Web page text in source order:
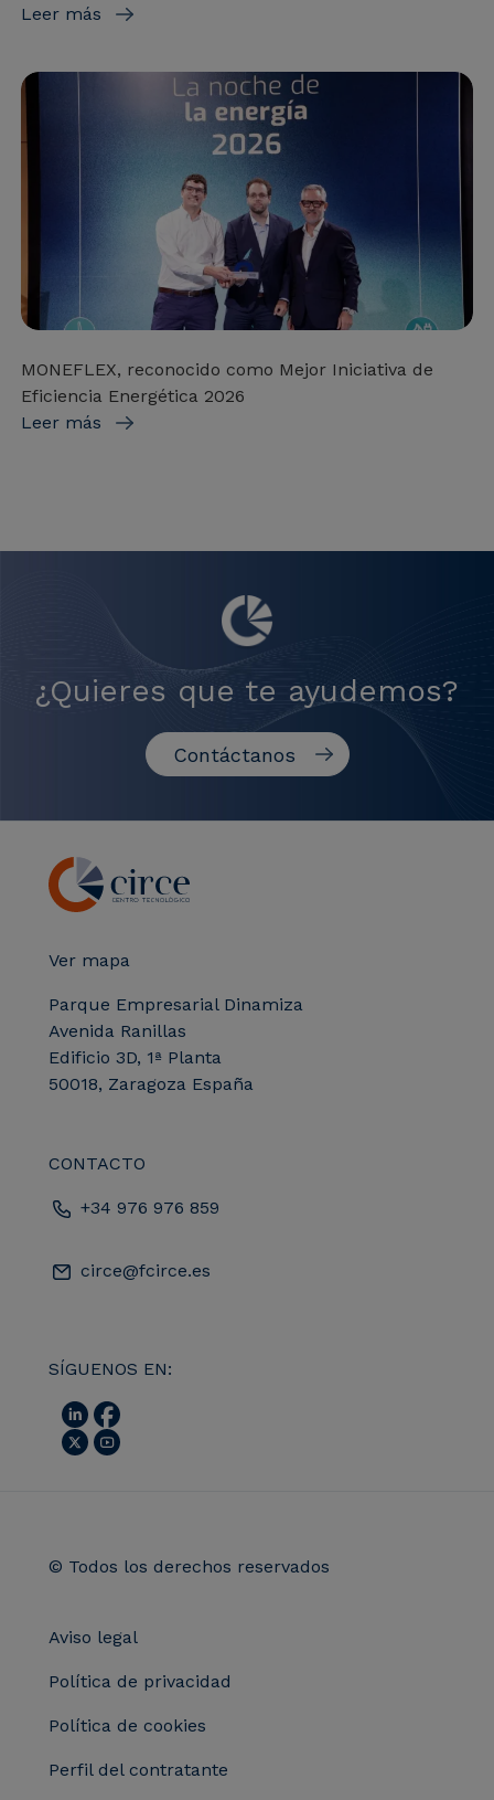
Leer más
MONEFLEX, reconocido como Mejor Iniciativa de
Eficiencia Energética 2026
Leer más
¿Quieres que te ayudemos?
Contáctanos
Ver mapa
Parque Empresarial Dinamiza
Avenida Ranillas
Edificio 3D, 1ª Planta
50018, Zaragoza España
CONTACTO
+34 976 976 859
circe@fcirce.es
SÍGUENOS EN:
© Todos los derechos reservados
Aviso legal
Política de privacidad
Política de cookies
Perfil del contratante